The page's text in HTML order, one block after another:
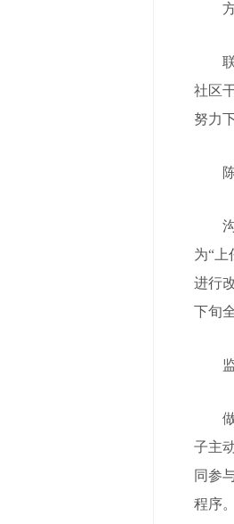
方
联动
社区
努力
陈
沟渠
为“
进行
下旬
监
做好
子主
同参
程序。